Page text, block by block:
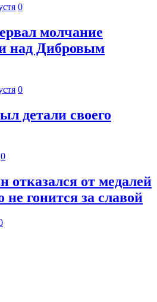
0
молчание
над Дибровым
0
детали своего
0
от медалей
не гонится за славой